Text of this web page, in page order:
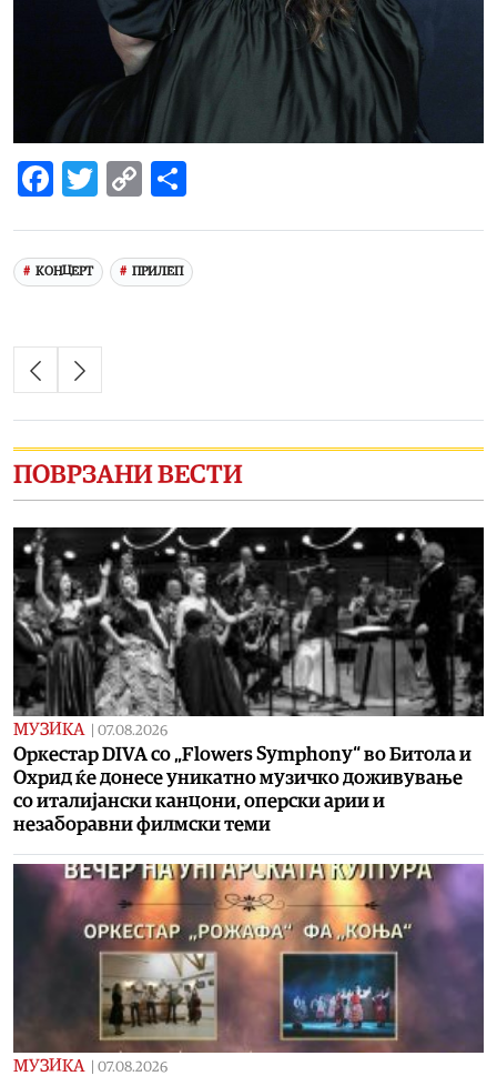
Facebook
Twitter
Copy
КОНЦЕРТ ПРИЛЕП
ПОВРЗАНИ ВЕСТИ
МУЗИКА 07.08.2026
Оркестар DIVA со „Flowers Symphony“ во Битола и
Охрид ќе донесе уникатно музичко доживување
со италијански канцони, оперски арии и
незаборавни филмски теми
МУЗИКА 07.08.2026